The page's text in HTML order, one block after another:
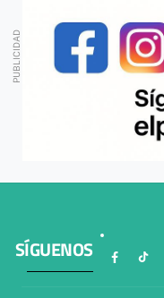
SÍGUENOS